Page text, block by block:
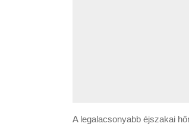
A legalacsonyabb éjszakai